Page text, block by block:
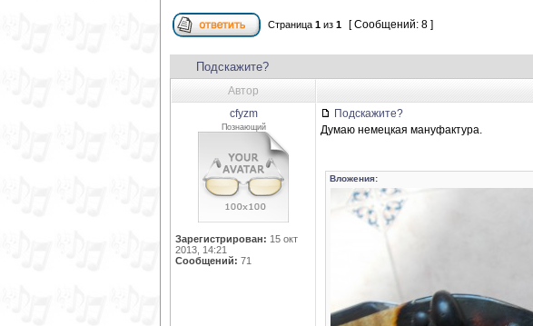
Страница 1 из 1 [ Сообщений: 8 ]
Подскажите?
Автор
cfyzm
Познающий
Зарегистрирован: 15 окт
2013, 14:21
Сообщений: 71
Подскажите?
Думаю немецкая мануфактура.
Вложения: